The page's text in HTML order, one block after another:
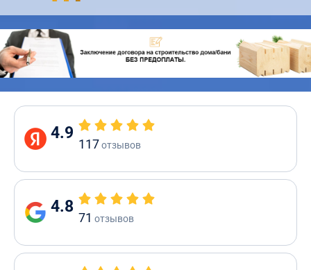
4.9
117отзывов
4.8
71 отзывов